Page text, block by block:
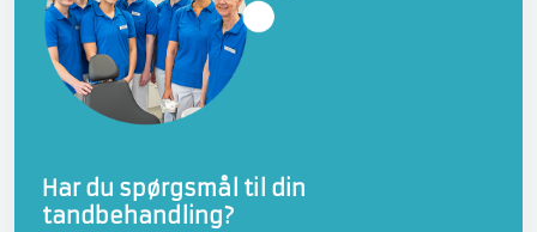
​Har du spørgsmål til din
tandbehandling?